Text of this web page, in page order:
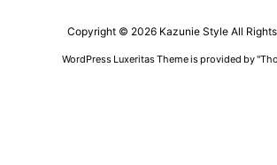
Copyright © 2026 Kazunie Style All
WordPress Luxeritas Theme is provided by "